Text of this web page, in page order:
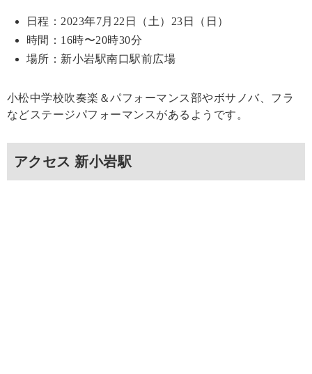
日程：2023年7月22日（土）23日（日）
時間：16時〜20時30分
場所：新小岩駅南口駅前広場
小松中学校吹奏楽＆パフォーマンス部やボサノバ、フラ
などステージパフォーマンスがあるようです。
アクセス 新小岩駅